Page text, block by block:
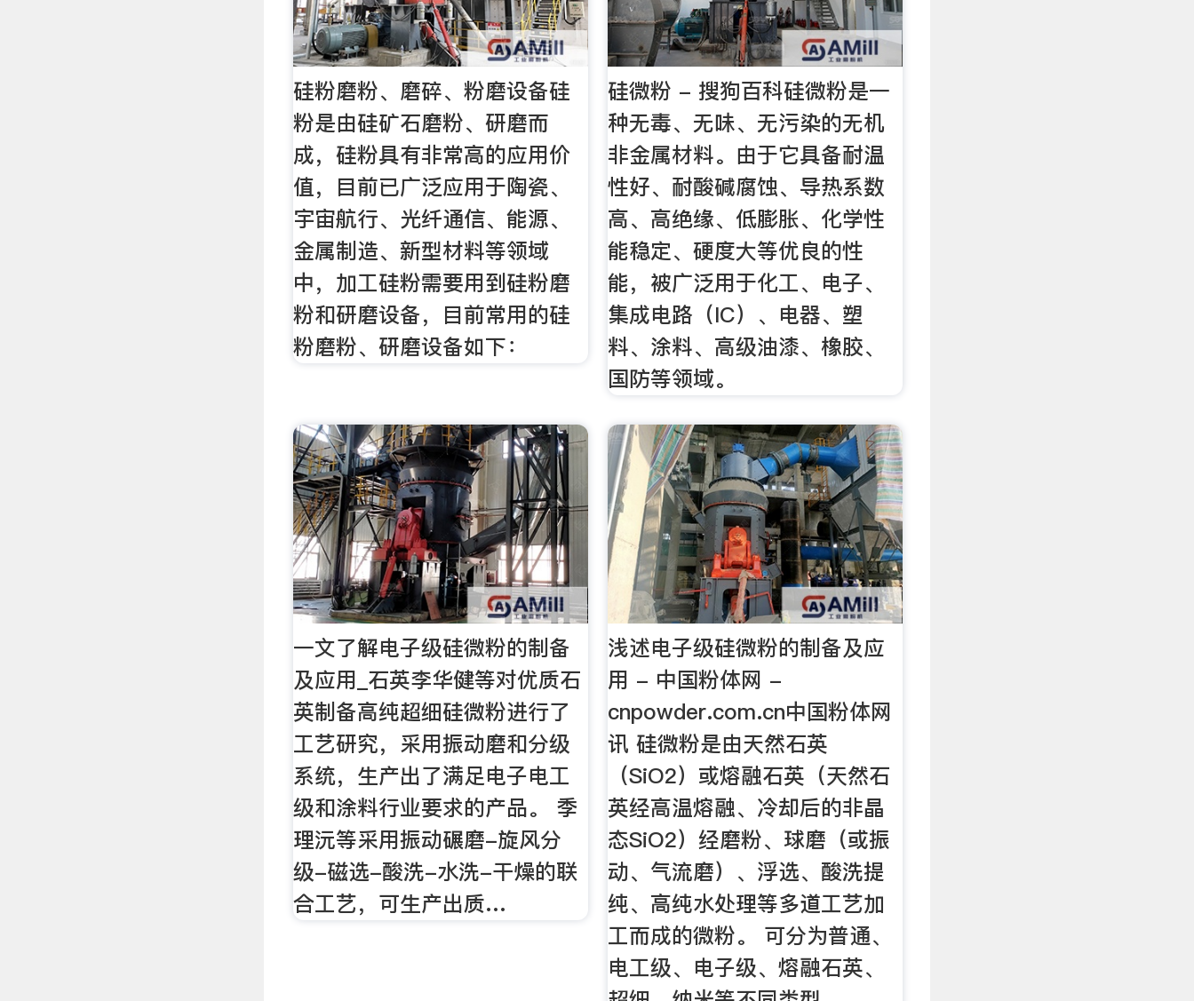
硅粉磨粉、磨碎、粉磨设备硅
粉是由硅矿石磨粉、研磨而
成，硅粉具有非常高的应用价
值，目前已广泛应用于陶瓷、
宇宙航行、光纤通信、能源、
金属制造、新型材料等领域
中，加工硅粉需要用到硅粉磨
粉和研磨设备，目前常用的硅
粉磨粉、研磨设备如下：
硅微粉 - 搜狗百科硅微粉是一
种无毒、无味、无污染的无机
非金属材料。由于它具备耐温
性好、耐酸碱腐蚀、导热系数
高、高绝缘、低膨胀、化学性
能稳定、硬度大等优良的性
能，被广泛用于化工、电子、
集成电路（IC）、电器、塑
料、涂料、高级油漆、橡胶、
国防等领域。
一文了解电子级硅微粉的制备
及应用_石英李华健等对优质石
英制备高纯超细硅微粉进行了
工艺研究，采用振动磨和分级
系统，生产出了满足电子电工
级和涂料行业要求的产品。 季
理沅等采用振动碾磨-旋风分
级-磁选-酸洗-水洗-干燥的联
合工艺，可生产出质…
浅述电子级硅微粉的制备及应
用 - 中国粉体网 -
cnpowder.com.cn中国粉体网
讯 硅微粉是由天然石英
（SiO2）或熔融石英（天然石
英经高温熔融、冷却后的非晶
态SiO2）经磨粉、球磨（或振
动、气流磨）、浮选、酸洗提
纯、高纯水处理等多道工艺加
工而成的微粉。 可分为普通、
电工级、电子级、熔融石英、